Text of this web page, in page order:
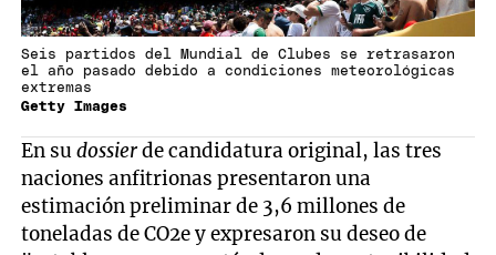
Getty Images
Seis partidos del Mundial de Clubes se retrasaron
el año pasado debido a condiciones meteorológicas
extremas
En sudossierde candidatura original, las tres
naciones anfitrionas presentaron una
estimación preliminar de 3,6 millones de
toneladas de CO2e y expresaron su deseo de